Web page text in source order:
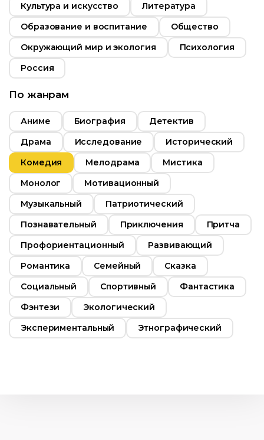
Культура и искусство
Литература
Образование и воспитание
Общество
Окружающий мир и экология
Психология
Россия
По жанрам
Аниме Биография
Детектив
Драма
Исследование
Исторический
Комедия
Мелодрама
Мистика
Монолог
Мотивационный
Музыкальный
Патриотический
Познавательный
Приключения
Притча
Профориентационный
Развивающий
Романтика
Семейный
Сказка
Социальный
Спортивный
Фантастика
Фэнтези
Экологический
Экспериментальный
Этнографический